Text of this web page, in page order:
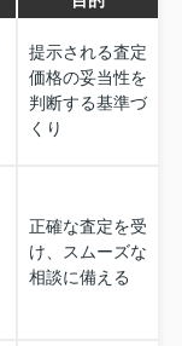
提示される査定
価格の妥当性を
判断する基準づ
くり
正確な査定を受
け、スムーズな
相談に備える